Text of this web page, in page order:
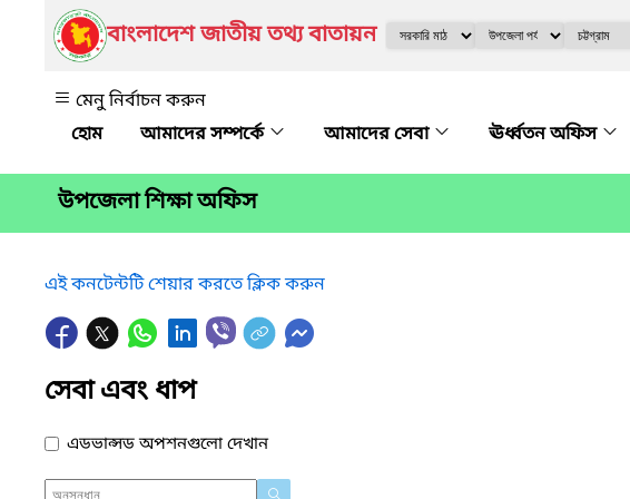
বাংলাদেশ জাতীয় তথ্য বাতায়ন
মেনু নির্বাচন করুন
আমাদের সম্পর্কে
আমাদের সেবা ঊর্ধ্বতন অফিস
উপজেলা শিক্ষা অফিস
এই কনটেন্টটি শেয়ার করতে ক্লিক করুন
সেবা এবং ধাপ
এডভান্সড অপশনগুলো দেখান